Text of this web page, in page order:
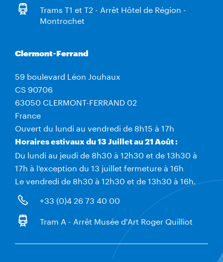
Trams T1 et T2 - Arrêt Hôtel de Région -
Montrochet
Clermont-Ferrand
59 boulevard Léon Jouhaux
CS 90706
63050 CLERMONT-FERRAND 02
France
Ouvert du lundi au vendredi de 8h15 à 17h
Horaires estivaux du 13 Juillet au 21 Août :
Du lundi au jeudi de 8h30 à 12h30 et de 13h30 à
17h à l’exception du 13 juillet fermeture à 16h
Le vendredi de 8h30 à 12h30 et de 13h30 à 16h.
+33 (0)4 26 73 40 00
Tram A - Arrêt Musée d'Art Roger Quilliot